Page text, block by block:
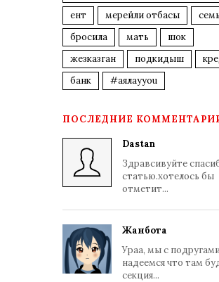
ент
мерейли отбасы
бросила
мать
шок
жезказган
подкидыш
банк
#аялауyou
ПОСЛЕДНИЕ
Dastan
Здравсивуйте
статью.хотелось бы
отметит...
Жанбота
Ураа, мы с
надеемся что там
секция...